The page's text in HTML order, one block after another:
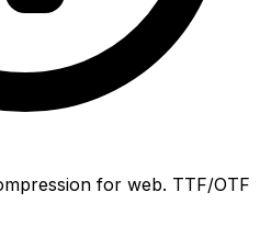
for web. TTF/OTF